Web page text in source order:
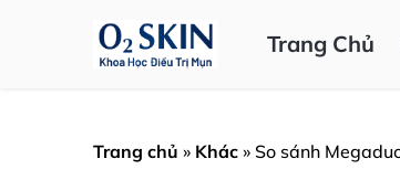
Trang Chủ
Trang chủ » Khác » So sánh